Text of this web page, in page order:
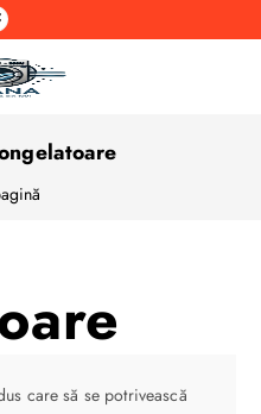
care să se potrivească